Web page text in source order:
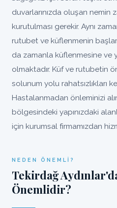
duvarlarınızda oluşan nemin
kurutulması gerekir. Aynı
rutubet ve küflenmenin
da zamanla küflenmesine ve
olmaktadır. Küf ve rutubetin
solunum yolu rahatsızlıkları
Hastalanmadan önleminizi
bölgesindeki yapınızdaki
için kurumsal firmamızdan
NEDEN ÖNEMLI?
Tekirdağ
Önemlidir?